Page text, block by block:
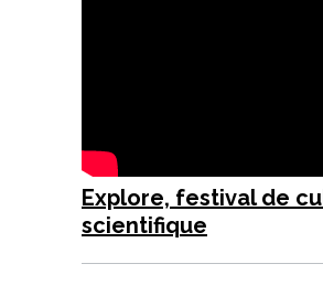
Explore, festival de
scientifique